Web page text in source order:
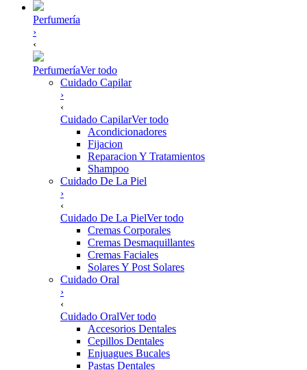
Perfumería
›
‹
PerfumeríaVer todo
Cuidado Capilar
›
‹
Cuidado CapilarVer todo
Acondicionadores
Fijacion
Reparacion Y Tratamientos
Shampoo
Cuidado De La Piel
›
‹
Cuidado De La PielVer todo
Cremas Corporales
Cremas Desmaquillantes
Cremas Faciales
Solares Y Post Solares
Cuidado Oral
›
‹
Cuidado OralVer todo
Accesorios Dentales
Cepillos Dentales
Enjuagues Bucales
Pastas Dentales